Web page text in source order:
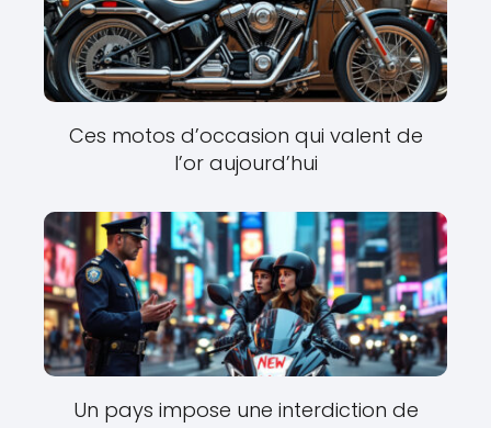
Ces motos d’occasion qui valent de
l’or aujourd’hui
Un pays impose une interdiction de